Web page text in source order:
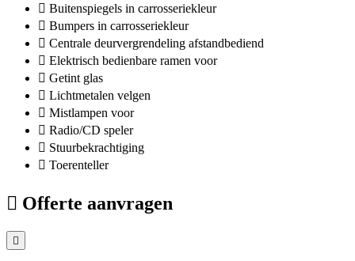
Buitenspiegels in carrosseriekleur
Bumpers in carrosseriekleur
Centrale deurvergrendeling afstandbediend
Elektrisch bedienbare ramen voor
Getint glas
Lichtmetalen velgen
Mistlampen voor
Radio/CD speler
Stuurbekrachtiging
Toerenteller
Offerte aanvragen